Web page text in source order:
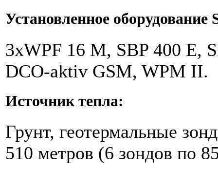
Установленное
3хWPF 16 M, SBP 400 E,
DCO-aktiv GSM, WPM II.
Источник тепла:
Грунт, геотермальные
510 метров (6 зондов по